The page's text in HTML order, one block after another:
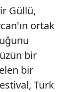
Güllü,
ortak
bir
bir
Türk